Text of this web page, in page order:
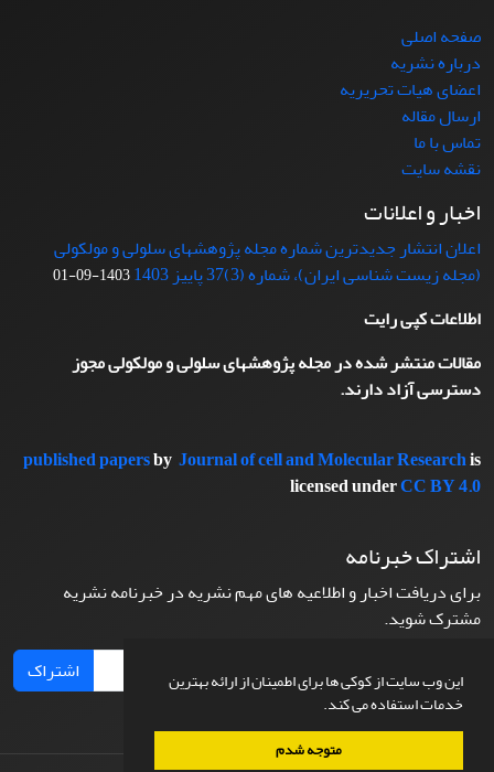
این وب سایت از کوکی ها برای اطمینان از ارائه بهترین
خدمات استفاده می کند.
متوجه شدم
صفحه اصلی
درباره نشریه
اعضای هیات تحریریه
ارسال مقاله
تماس با ما
نقشه سایت
اخبار و اعلانات
اعلان انتشار جدیدترین شماره مجله پژوهشهای سلولی و مولکولی
(مجله زیست شناسی ایران)، شماره (3)37 پاییز 1403
1403-09-01
اطلاعات کپی رایت
مقالات منتشر شده در مجله پژوهشهای سلولی و مولکولی مجوز
دسترسی آزاد دارند.
published papersby Journal of cell and Molecular Researchis
licensed underCC BY 4.0
اشتراک خبرنامه
برای دریافت اخبار و اطلاعیه های مهم نشریه در خبرنامه نشریه
مشترک شوید.
اشتراک